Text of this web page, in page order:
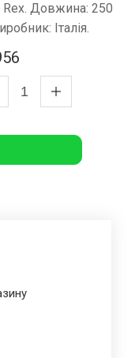
Rex. Довжина: 250
Італія.